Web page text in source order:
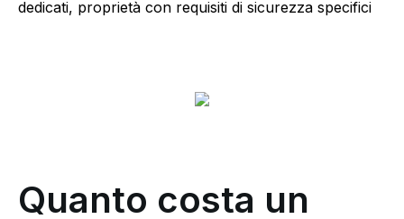
dedicati, proprietà con requisiti di sicurezza specifici
Quanto costa un